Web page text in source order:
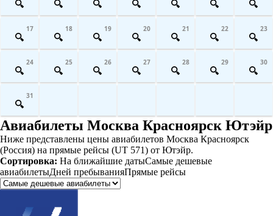
17 18 19 20 21 22 23
24 25 26 27 28 29 30
31
Авиабилеты Москва Красноярск Ютэйр
Ниже представлены цены авиабилетов Москва Красноярск
(Россия) на прямые рейсы (UT 571) от Ютэйр.
Сортировка: На ближайшие датыСамые дешевые
авиабилетыДней пребыванияПрямые рейсы